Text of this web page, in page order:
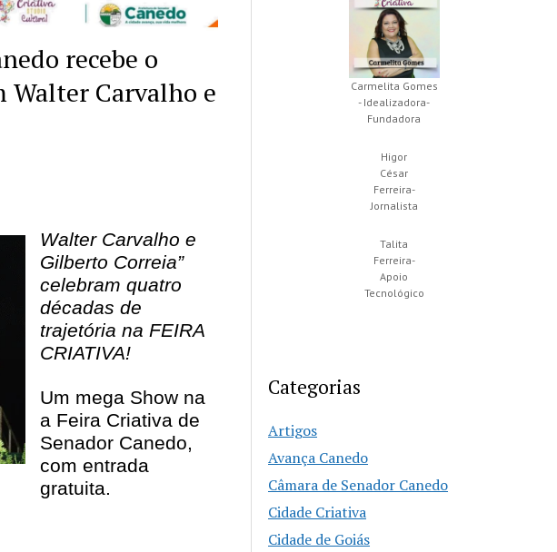
recebe o
Walter Carvalho e
Walter Carvalho e
Gilberto Correia”
celebram quatro
décadas de
trajetória na FEIRA
CRIATIVA!
Um mega Show na
a Feira Criativa de
Senador Canedo,
com entrada
gratuita.
Carmelita Gomes
- Idealizadora-
Fundadora
Higor
César
Ferreira-
Jornalista
Talita
Ferreira-
Apoio
Tecnológico
Categorias
Artigos
Avança Canedo
Câmara de Senador Canedo
Cidade Criativa
Cidade de Goiás